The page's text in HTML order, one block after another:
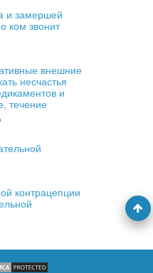
и замершей
ком звонит
внешние
несчастья
и
течение
контрацепции